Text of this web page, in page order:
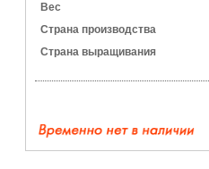
Вес
Страна производства
Страна выращивания